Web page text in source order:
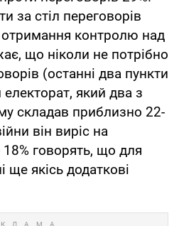
за стіл переговорів
отримання контролю над
що ніколи не потрібно
(останні два пункти
який два з
складав приблизно 22-
він виріс на
говорять, що для
ще якісь додаткові